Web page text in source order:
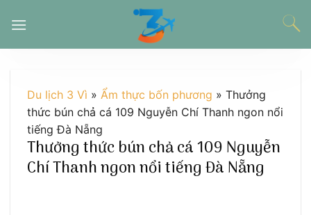
đến
Du lịch 3 Vì » Ẩm thực bốn phương » Thưởng
thức bún chả cá 109 Nguyễn Chí Thanh ngon nổi
tiếng Đà Nẵng
Thưởng thức bún chả cá 109 Nguyễn
Chí Thanh ngon nổi tiếng Đà Nẵng